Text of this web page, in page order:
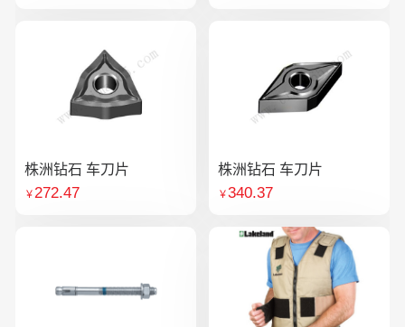
株洲钻石 车刀片
￥272.47
株洲钻石 车刀片
￥340.37